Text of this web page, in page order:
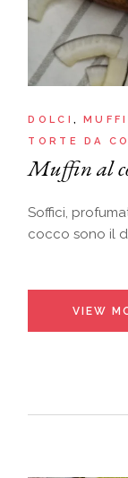
DOLCI
TORTE DA
Muffin al
Soffici,
cocco sono il
VIEW